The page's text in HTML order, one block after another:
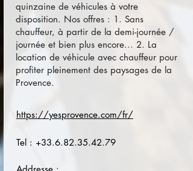
quinzaine de véhicules à votre
disposition. Nos offres : 1. Sans
chauffeur, à partir de la demi-journée /
journée et bien plus encore... 2. La
location de véhicule avec chauffeur pour
profiter pleinement des paysages de la
Provence.
https://yesprovence.com/fr/
Tel : +33.6.82.35.42.79